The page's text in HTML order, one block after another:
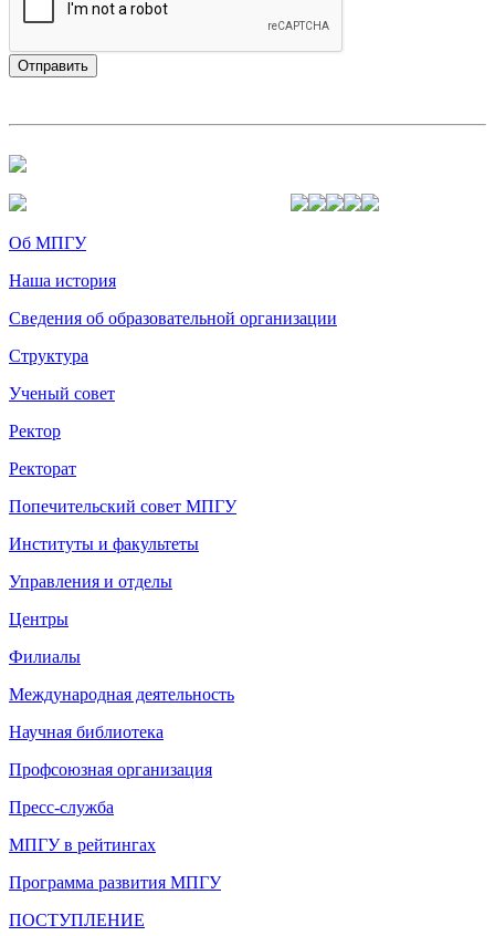
Об МПГУ
Наша история
Сведения об образовательной организации
Структура
Ученый совет
Ректор
Ректорат
Попечительский совет МПГУ
Институты и факультеты
Управления и отделы
Центры
Филиалы
Международная деятельность
Научная библиотека
Профсоюзная организация
Пресс-служба
МПГУ в рейтингах
Программа развития МПГУ
ПОСТУПЛЕНИЕ